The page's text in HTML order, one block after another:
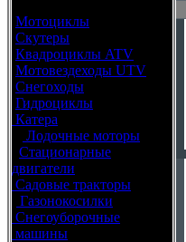
Мотоциклы
Скутеры
Квадроциклы ATV
Мотовездеходы UTV
Снегоходы
Гидроциклы
Катера
Лодочные моторы
Стационарные
двигатели
Садовые тракторы
Газонокосилки
Снегоуборочные
машины